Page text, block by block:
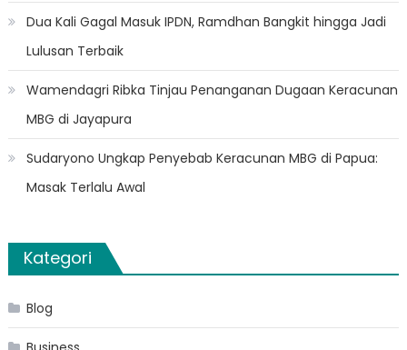
Dua Kali Gagal Masuk IPDN, Ramdhan Bangkit hingga Jadi
Lulusan Terbaik
Wamendagri Ribka Tinjau Penanganan Dugaan Keracunan
MBG di Jayapura
Sudaryono Ungkap Penyebab Keracunan MBG di Papua:
Masak Terlalu Awal
Kategori
Blog